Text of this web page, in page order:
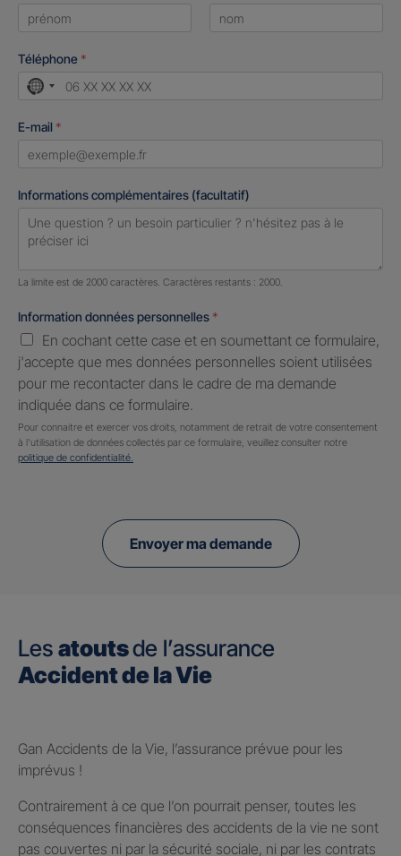
Téléphone *
No
selected
E-mail *
Informations complémentaires (facultatif)
Nombre de caractères restants :2000 caractères restants
La limite est de 2000 caractères. Caractères restants : 2000.
Information données personnelles *
En cochant cette case et en soumettant ce formulaire,
j'accepte que mes données personnelles soient utilisées
pour me recontacter dans le cadre de ma demande
indiquée dans ce formulaire.
Pour connaitre et exercer vos droits, notamment de retrait de votre consentement
à l'utilisation de données collectés par ce formulaire, veuillez consulter notre
politique de confidentialité.
Envoyer ma demande
Les atoutsde l’assurance
Accident de la Vie
Gan Accidents de la Vie, l’assurance prévue pour les
imprévus !
Contrairement à ce que l’on pourrait penser, toutes les
conséquences financières des accidents de la vie ne sont
pas couvertes ni par la sécurité sociale, ni par les contrats